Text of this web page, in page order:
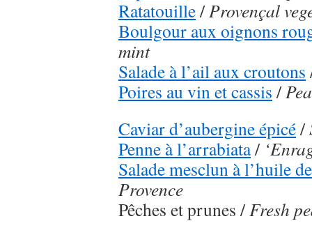
Ratatouille/Provençal
Boulgour aux oignons
mint
Salade à l’ail aux croutons
Poires au vin et cassis /
Caviar d’aubergine épicé/
Penne à l’arrabiata/
Salade mesclun à l’huile
Provence
Pêches et prunes /Fresh